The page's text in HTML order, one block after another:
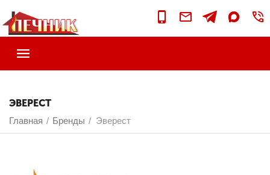
ЭВЕРЕСТ
Главная / Бренды / Эверест